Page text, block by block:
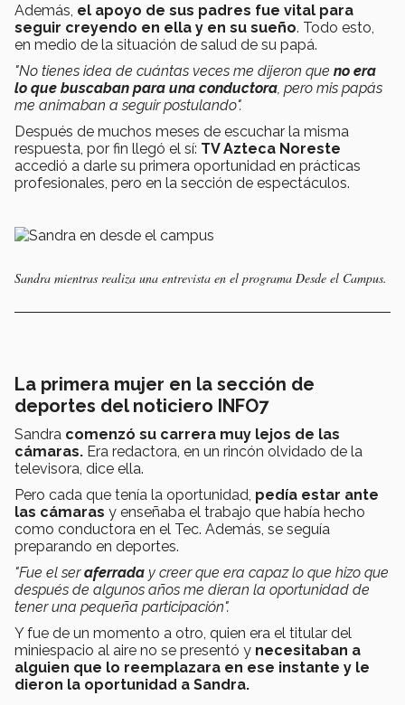
Además, el apoyo de sus padres fue vital para
seguir creyendo en ella y en su sueño. Todo esto,
en medio de la situación de salud de su papá.
"No tienes idea de cuántas veces me dijeron que no era
lo que buscaban para una conductora, pero mis papás
me animaban a seguir postulando".
Después de muchos meses de escuchar la misma
respuesta, por fin llegó el sí: TV Azteca Noreste
accedió a darle su primera oportunidad en prácticas
profesionales, pero en la sección de espectáculos.
Sandra mientras realiza una entrevista en el programa Desde el Campus.
La primera mujer en la sección de
deportes del noticiero INFO7
Sandra comenzó su carrera muy lejos de las
cámaras. Era redactora, en un rincón olvidado de la
televisora, dice ella.
Pero cada que tenía la oportunidad, pedía estar ante
las cámaras y enseñaba el trabajo que había hecho
como conductora en el Tec. Además, se seguía
preparando en deportes.
"Fue el seraferrada y creer que era capaz lo que hizo que
después de algunos años me dieran la oportunidad de
tener una pequeña participación".
Y fue de un momento a otro, quien era el titular del
miniespacio al aire no se presentó y necesitaban a
alguien que lo reemplazara en ese instante y le
dieron la oportunidad a Sandra.